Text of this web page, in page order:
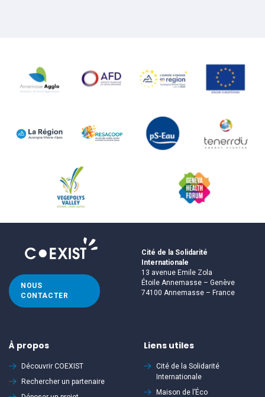
NOUS
CONTACTER
Cité de la Solidarité
Internationale
13 avenue Emile Zola
Étoile Annemasse – Genève
74100 Annemasse – France
À propos
Découvrir COEXIST
Rechercher un partenaire
Liens utiles
Cité de la Solidarité
Internationale
Maison de l’Éco